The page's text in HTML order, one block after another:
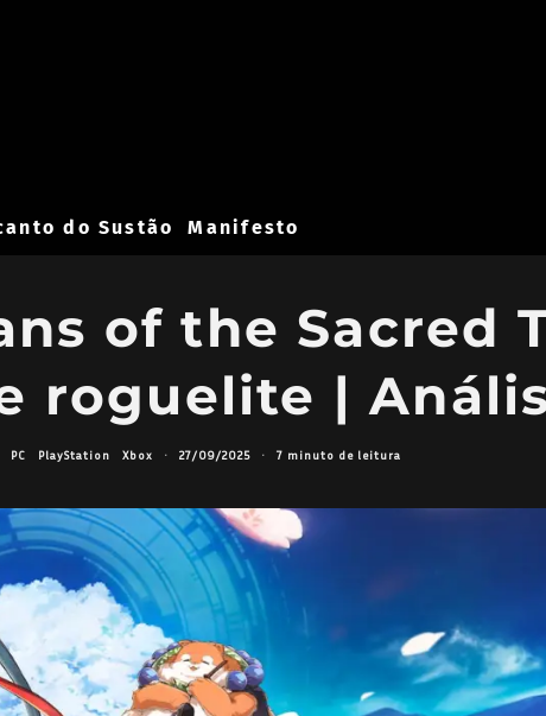
do Sustão Manifesto
of the Sacred
roguelite |
PC PlayStation Xbox · 27/09/2025 · 7 minuto de leitura